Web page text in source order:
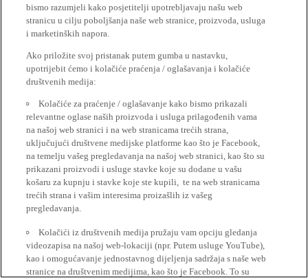
bismo razumjeli kako posjetitelji upotrebljavaju našu web
stranicu u cilju poboljšanja naše web stranice, proizvoda, usluga
i marketinških napora.
Ako priložite svoj pristanak putem gumba u nastavku,
upotrijebit ćemo i kolačiće praćenja / oglašavanja i kolačiće
društvenih medija:
Kolačiće za praćenje / oglašavanje kako bismo prikazali
relevantne oglase naših proizvoda i usluga prilagođenih vama
na našoj web stranici i na web stranicama trećih strana,
uključujući društvene medijske platforme kao što je Facebook,
na temelju vašeg pregledavanja na našoj web stranici, kao što su
prikazani proizvodi i usluge stavke koje su dodane u vašu
košaru za kupnju i stavke koje ste kupili, te na web stranicama
trećih strana i vašim interesima proizašlih iz vašeg
pregledavanja.
Kolačići iz društvenih medija pružaju vam opciju gledanja
videozapisa na našoj web-lokaciji (npr. Putem usluge YouTube),
kao i omogućavanje jednostavnog dijeljenja sadržaja s naše web
stranice na društvenim medijima, kao što je Facebook. To su